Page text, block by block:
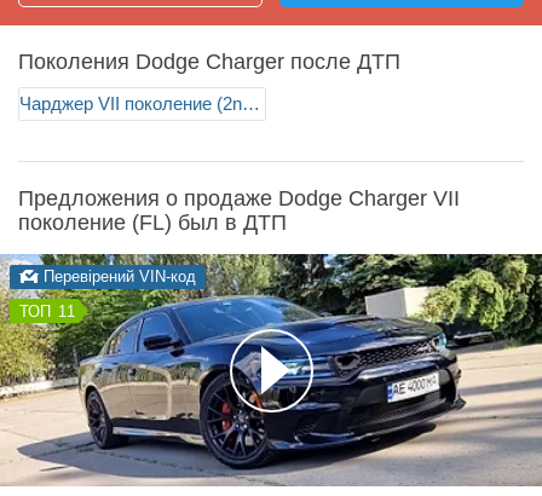
Поколения Dodge Charger после ДТП
Чарджер VII поколение (2nd FL)
Предложения о продаже Dodge Charger VII
поколение (FL) был в ДТП
Перевірений VIN-код
11